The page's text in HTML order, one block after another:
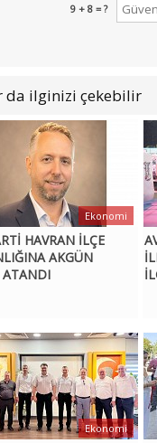
9 + 8 = ?
da ilginizi çekebilir
HAVRAN İLÇE
AKGÜN
ATANDI
Ekonomi
Ekonomi